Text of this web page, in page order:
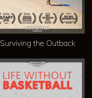
Surviving the Outback